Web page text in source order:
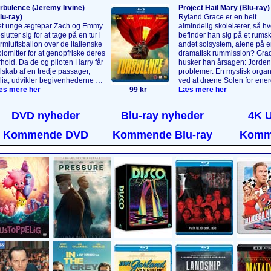
(Jeremy Irvine)
unge ægtepar Zach og Emmy
sig for at tage på en tur i
over de italienske
for at genopfriske deres
Da de og piloten Harry får
af en tredje passager,
udvikler begivenhederne sig
en måde, de aldrig kunne have
en uforglemmelig tur, til en
hemmeligheder afsløres,
naturens vrede slippes løs.
mere her....
mere her 99 kr
Project Hail Mary (Blu‑ray)
Ryland Grace er en helt
almindelig skolelærer, så
befinder han sig på et
andet solsystem, alene på
dramatisk rummission?
husker han årsagen:
problemer. En mystisk
ved at dræne Solen for
Ryland er sendt til stjernen
konsekvenser her.
Snart får han selskab af et
vaskeægte rumvæsen!Læs
her....
Læs mere her
DVD nyheder Blu-ray nyheder
4K
Kommende DVD
Kommende Blu-ray